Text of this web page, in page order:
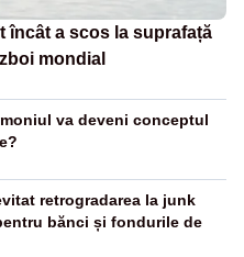
încât a scos la suprafață
mondial
va deveni conceptul
retrogradarea la junk
bănci și fondurile de